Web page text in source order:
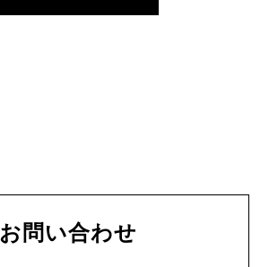
お問い合わせ